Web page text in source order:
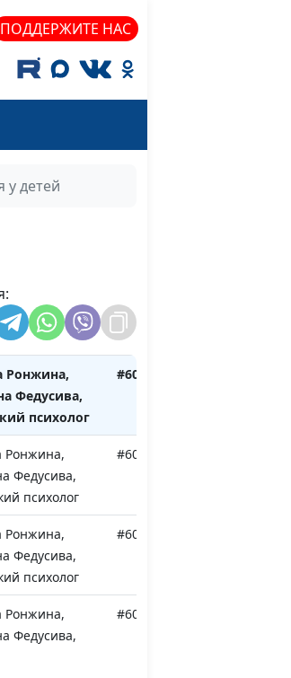
ПОДДЕРЖИТЕ НАС
у детей
Вачева,
Федусива,
психолог
Ронжина,
Федусива,
психолог
#605
Ронжина,
Федусива,
психолог
#604
Ронжина,
Федусива,
психолог
#603
Ронжина,
Федусива,
#602